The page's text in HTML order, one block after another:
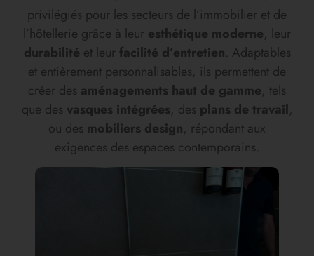
privilégiés pour les secteurs de l’immobilier et de
l’hôtellerie grâce à leur esthétique moderne, leur
durabilité et leur facilité d’entretien. Adaptables
et entièrement personnalisables, ils permettent de
créer des aménagements haut de gamme, tels
que des vasques intégrées, des plans de travail,
ou des mobiliers design, répondant aux
exigences des espaces contemporains.